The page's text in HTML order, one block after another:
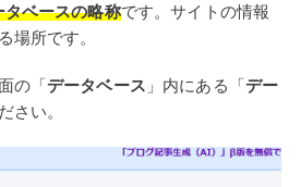
ベースの略称です。サイトの情報
場所です。
の「データベース 」内にある「デー
さい。